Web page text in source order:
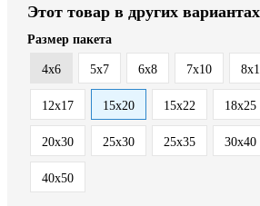
Этот товар в других вариантах
Размер пакета
4x6 5x7 6x8 7x10
12x17 15x20 15x22 18x25
20x30 25x30 25x35 30x40
40x50